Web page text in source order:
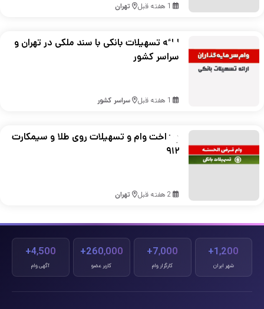
1 هفته قبل تهران
ارائه تسهیلات بانکی با سند ملکی در تهران و
سراسر کشور
1 هفته قبل سراسر کشور
پرداخت وام و تسهیلات روی طلا و سیمکارت
۹۱۲
2 هفته قبل تهران
1,200+
شهر ایران
7,000+
کارگزار وام
260,000+
کاربر عضو
4,500+
آگهی وام